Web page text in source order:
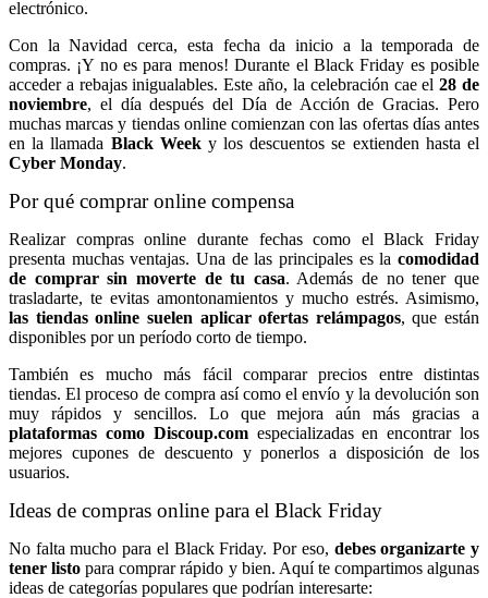
electrónico.
Con la Navidad cerca, esta fecha da inicio a la temporada de
compras. ¡Y no es para menos! Durante el Black Friday es posible
acceder a rebajas inigualables. Este año, la celebración cae el28 de
noviembre, el día después del Día de Acción de Gracias. Pero
muchas marcas y tiendas online comienzan con las ofertas días antes
en la llamada Black Weeky los descuentos se extienden hasta el
Cyber Monday.
Por qué comprar online compensa
Realizar compras online durante fechas como el Black Friday
presenta muchas ventajas. Una de las principales es la comodidad
de comprar sin moverte de tu casa. Además de no tener que
trasladarte, te evitas amontonamientos y mucho estrés. Asimismo,
las tiendas online suelen aplicar ofertas relámpagos, que están
disponibles por un período corto de tiempo.
También es mucho más fácil comparar precios entre distintas
tiendas. El proceso de compra así como el envío y la devolución son
muy rápidos y sencillos. Lo que mejora aún más gracias a
plataformas como Discoup.comespecializadas en encontrar los
mejores cupones de descuento y ponerlos a disposición de los
usuarios.
Ideas de compras online para el Black Friday
No falta mucho para el Black Friday. Por eso, debes organizarte y
tener listo para comprar rápido y bien. Aquí te compartimos algunas
ideas de categorías populares que podrían interesarte: